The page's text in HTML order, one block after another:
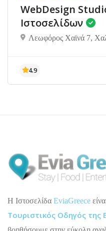
WebDesign
Ιστοσελίδων
Λεωφόρος Χαϊνά 7,
H Ιστοσελίδα EviaGreece
Τουριστικός Οδηγός της